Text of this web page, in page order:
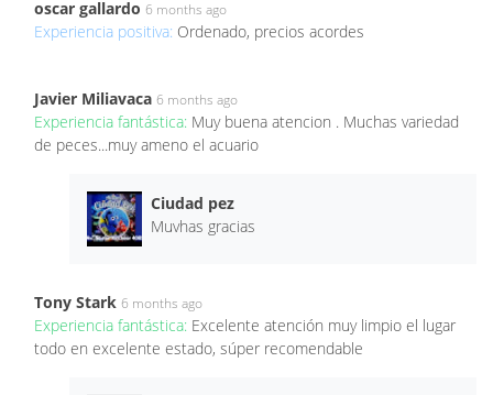
oscar gallardo 6 months ago
Experiencia positiva: Ordenado, precios acordes
Javier Miliavaca 6 months ago
Experiencia fantástica: Muy buena atencion . Muchas variedad
de peces...muy ameno el acuario
Ciudad pez
Muvhas gracias
Tony Stark 6 months ago
Experiencia fantástica: Excelente atención muy limpio el lugar
todo en excelente estado, súper recomendable